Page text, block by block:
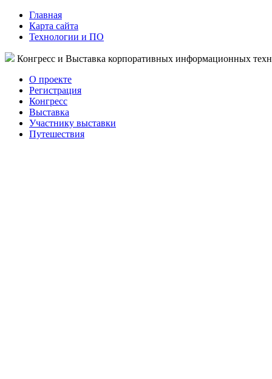
Главная
Карта сайта
Технологии и ПО
Конгресс и Выставка корпоративных информационных
О проекте
Регистрация
Конгресс
Выставка
Участнику выставки
Путешествия